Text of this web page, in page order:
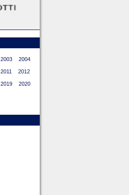
2003 2004
2011 2012
2019 2020